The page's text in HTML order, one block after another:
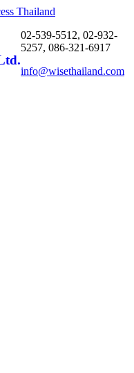
02-539-5512, 02-932-
5257, 086-321-6917
info@wisethailand.com